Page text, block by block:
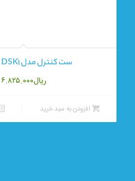
ست کنترل مدل DSK1 دوکاتی
ریال۶.۸۲۵.۰۰۰
افزودن به سبد خرید